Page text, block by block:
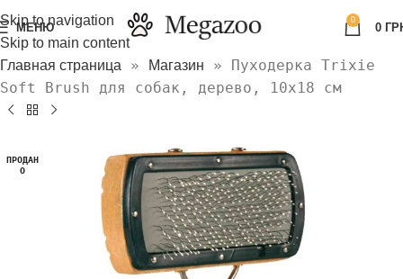
Skip to navigation
Skip to main content
МЕНЮ
0
0
Главная страница » Магазин » Пуходерка Trixie
Soft Brush для собак, дерево, 10х18 см
ПРОДАН
О